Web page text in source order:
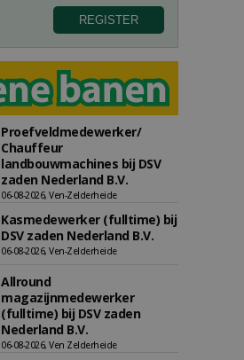
Proefveldmedewerker/
Chauffeur
landbouwmachines bij DSV
zaden Nederland B.V.
06-08-2026, Ven-Zelderheide
Kasmedewerker (fulltime) bij
DSV zaden Nederland B.V.
06-08-2026, Ven-Zelderheide
Allround
magazijnmedewerker
(fulltime) bij DSV zaden
Nederland B.V.
06-08-2026, Ven Zelderheide